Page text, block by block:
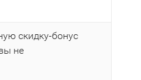
скидку-бонус
не